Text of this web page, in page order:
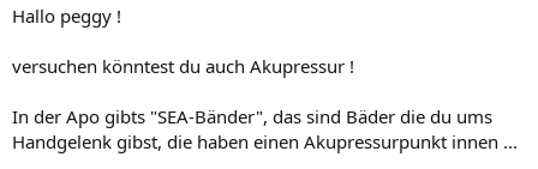
Hallo peggy !
versuchen könntest du auch Akupressur !
In der Apo gibts "SEA-Bänder", das sind Bäder die du ums
Handgelenk gibst, die haben einen Akupressurpunkt innen ...